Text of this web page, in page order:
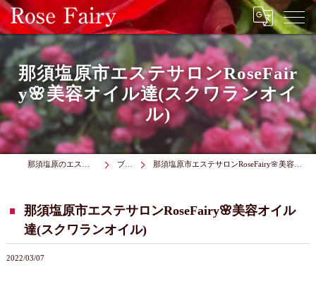
那須塩原市エステサロンRoseFair
y🌸美容オイル達(スクワランオイ
ル)
ブログ 那須塩原市エステサロンRoseFairy🌸美容オイル達(スクワランオイル)
那須塩原市エステサロンRoseFairy🌸美容オイル
達(スクワランオイル)
2022/03/07